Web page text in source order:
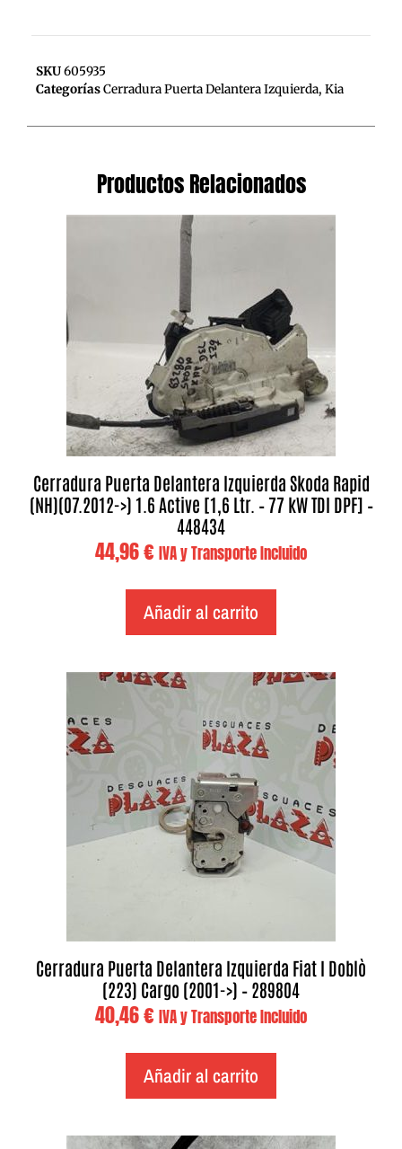
SKU605935
CategoríasCerradura Puerta Delantera Izquierda, Kia
Productos Relacionados
Cerradura Puerta Delantera Izquierda Skoda Rapid
(NH)(07.2012->) 1.6 Active [1,6 Ltr. – 77 kW TDI DPF] –
448434
44,96€ IVA y Transporte Incluido
Añadir al carrito
Cerradura Puerta Delantera Izquierda Fiat I Doblò
(223) Cargo (2001->) – 289804
40,46€ IVA y Transporte Incluido
Añadir al carrito